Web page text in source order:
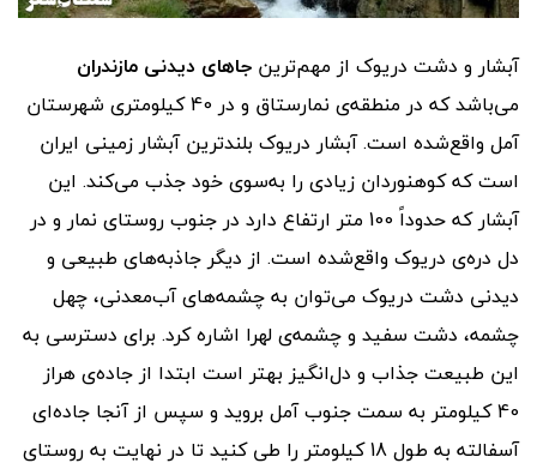
آبشار و دشت دریوک از مهم‌ترین جاهای دیدنی مازندران
می‌باشد که در منطقه‌ی نمارستاق و در 40 کیلومتری شهرستان
آمل واقع‌شده است. آبشار دریوک بلندترین آبشار زمینی ایران
است که کوهنوردان زیادی را به‌سوی خود جذب می‌کند. این
آبشار که حدوداً 100 متر ارتفاع دارد در جنوب روستای نمار و در
دل دره‌ی دریوک واقع‌شده است. از دیگر جاذبه‌های طبیعی و
دیدنی دشت دریوک می‌توان به چشمه‌های آب‌معدنی، چهل
چشمه، دشت سفید و چشمه‌ی لهرا اشاره کرد. برای دسترسی به
این طبیعت جذاب و دل‌انگیز بهتر است ابتدا از جاده‌ی هراز
40 کیلومتر به سمت جنوب آمل بروید و سپس از آنجا جاده‌ای
آسفالته به طول 18 کیلومتر را طی کنید تا در نهایت به روستای